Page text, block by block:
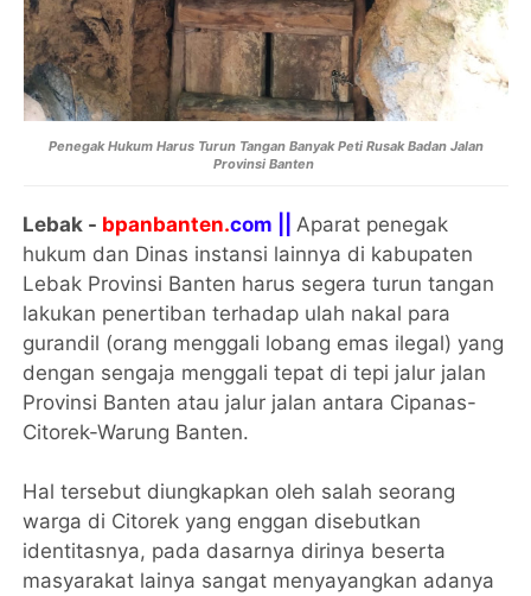
Penegak Hukum Harus Turun Tangan Banyak Peti Rusak Badan Jalan
Provinsi Banten
Lebak - bpanbanten.com || Aparat penegak
hukum dan Dinas instansi lainnya di kabupaten
Lebak Provinsi Banten harus segera turun tangan
lakukan penertiban terhadap ulah nakal para
gurandil (orang menggali lobang emas ilegal) yang
dengan sengaja menggali tepat di tepi jalur jalan
Provinsi Banten atau jalur jalan antara Cipanas-
Citorek-Warung Banten.
Hal tersebut diungkapkan oleh salah seorang
warga di Citorek yang enggan disebutkan
identitasnya, pada dasarnya dirinya beserta
masyarakat lainya sangat menyayangkan adanya